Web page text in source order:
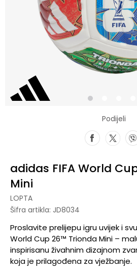
1
Podijeli
adidas FIFA World
Mini
LOPTA
Šifra artikla: JD8034
Proslavite prelijepu igru uvijek i
World Cup 26™ Trionda Mini –
inspirisanu živahnim dizajnom
koja je prilagođena za vježbanje.